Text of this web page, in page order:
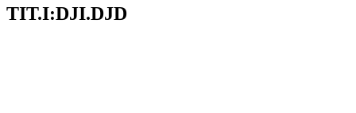
TIT.I:DJI.DJD